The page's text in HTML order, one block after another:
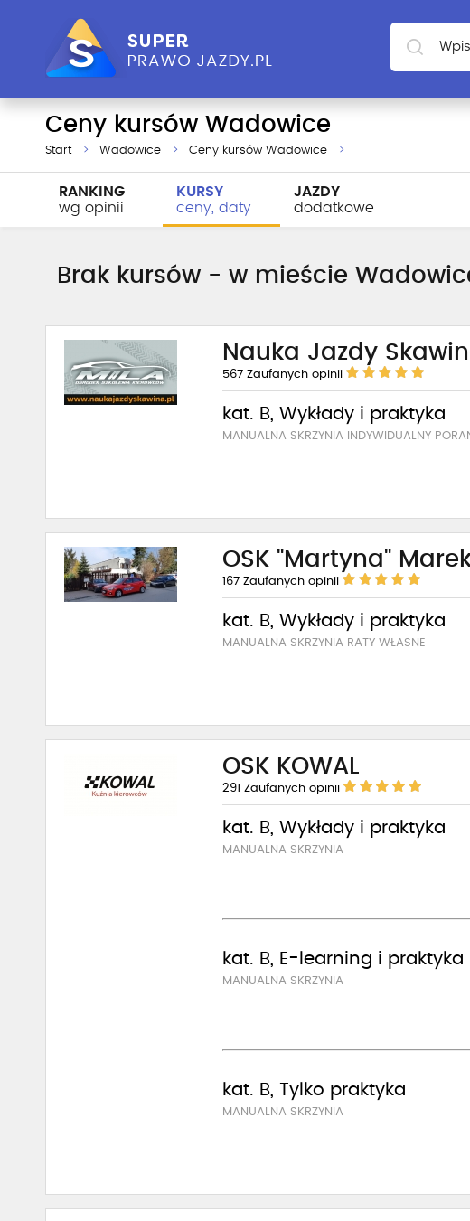
Ceny kursów Wadowice
Start Wadowice Ceny kursów Wadowice
RANKING
wg opinii
KURSY
ceny, daty
JAZDY
dodatkowe
Brak kursów - w mieście
Nauka Jazdy
567 Zaufanych opinii
kat. B, Wykłady i praktyka
MANUALNA SKRZYNIA INDYWIDUALNY
OSK "Martyna"
167 Zaufanych opinii
kat. B, Wykłady i praktyka
MANUALNA SKRZYNIA RATY WŁASNE
OSK KOWAL
291 Zaufanych opinii
kat. B, Wykłady i praktyka
MANUALNA SKRZYNIA
kat. B, E-learning i praktyka
MANUALNA SKRZYNIA
kat. B, Tylko praktyka
MANUALNA SKRZYNIA